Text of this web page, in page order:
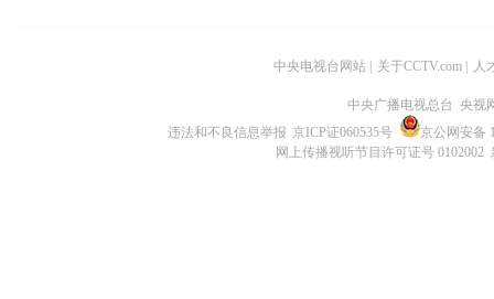
中央电视台网站 关于CCTV.com 人
中央广播电视总台 央视
违法和不良信息举报 京ICP证060535号
京公网安备
网上传播视听节目许可证号 0102002